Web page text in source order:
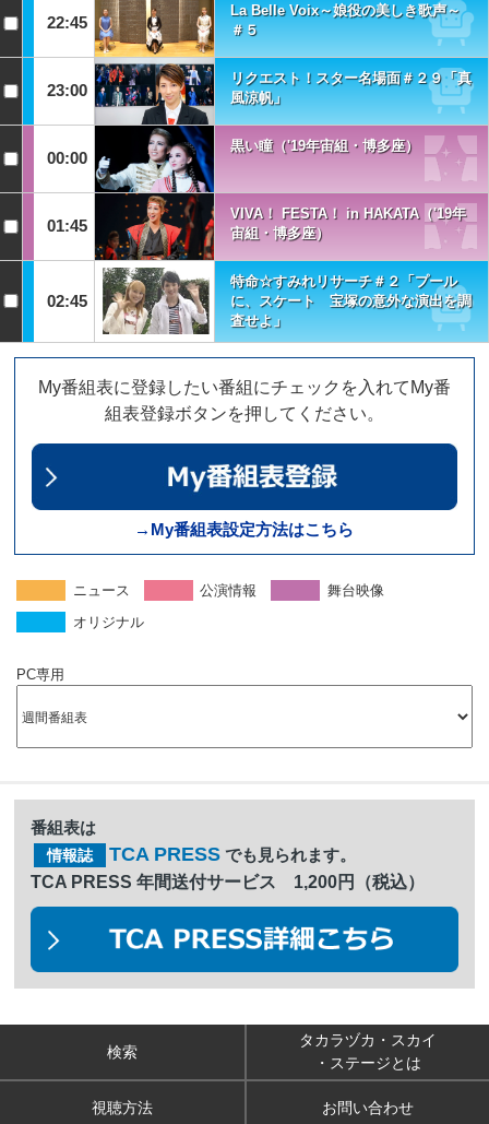
22:45
La Belle Voix～娘役の美しき歌声～
＃５
23:00
リクエスト！スター名場面＃２９「真
風涼帆」
00:00
黒い瞳（'19年宙組・博多座）
01:45
VIVA！ FESTA！ in HAKATA（'19年
宙組・博多座）
02:45
特命☆すみれリサーチ＃２「プール
に、スケート 宝塚の意外な演出を調
査せよ」
My番組表に登録したい番組にチェックを入れてMy番
組表登録ボタンを押してください。
→My番組表設定方法はこちら
ニュース 公演情報
舞台映像
オリジナル
PC専用
番組表は
情報誌 TCA PRESS でも見られます。
TCA PRESS 年間送付サービス 1,200円（税込）
検索
タカラヅカ・スカイ
・ステージとは
視聴方法 お問い合わせ